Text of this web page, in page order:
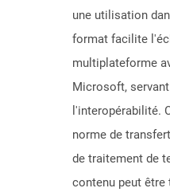
une utilisation
format facilite
multiplateforme
Microsoft,
l'interopérabilité.
norme de
de traitement de
contenu peut être